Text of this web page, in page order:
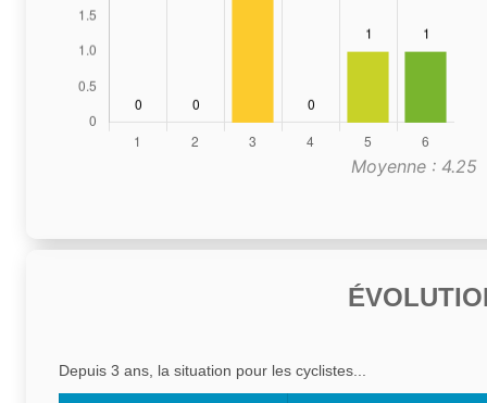
Moyenne : 4.25
Depuis 3 ans, la situation pour les cyclistes...